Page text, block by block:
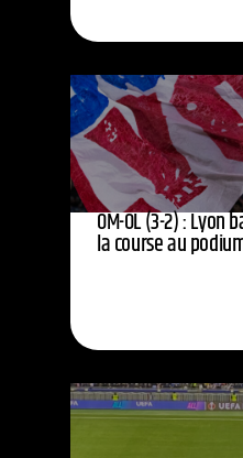
OM-OL (3-2) :
la course au